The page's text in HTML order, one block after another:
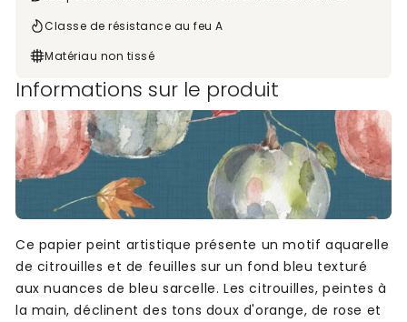
Classe de résistance au feu A
Matériau non tissé
Informations sur le produit
Ce papier peint artistique présente un motif aquarelle
de citrouilles et de feuilles sur un fond bleu texturé
aux nuances de bleu sarcelle. Les citrouilles, peintes à
la main, déclinent des tons doux d'orange, de rose et